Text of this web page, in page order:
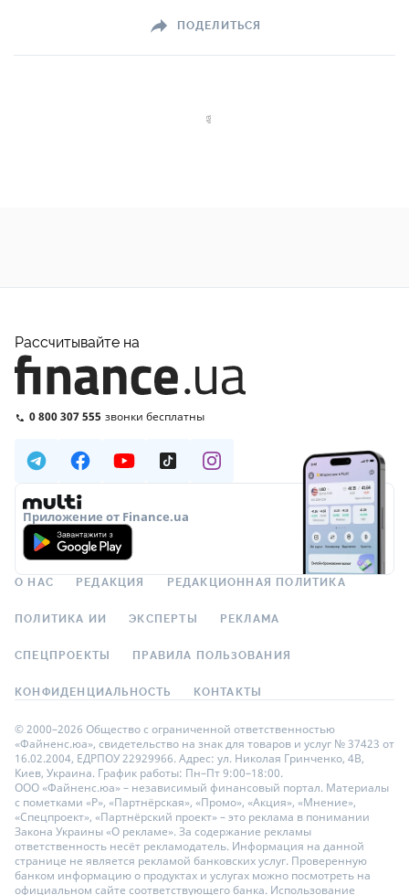
ПОДЕЛИТЬСЯ
Рассчитывайте на
0 800 307 555 звонки бесплатны
Приложение от Finance.ua
О НАС РЕДАКЦИЯ РЕДАКЦИОННАЯ ПОЛИТИКА
ПОЛИТИКА ИИ ЭКСПЕРТЫ РЕКЛАМА
СПЕЦПРОЕКТЫ ПРАВИЛА ПОЛЬЗОВАНИЯ
КОНФИДЕНЦИАЛЬНОСТЬ КОНТАКТЫ
© 2000–2026 Общество с ограниченной ответственностью
«Файненс.юа», свидетельство на знак для товаров и услуг № 37423 от
16.02.2004, ЕДРПОУ 22929966. Адрес: ул. Николая Гринченко, 4В,
Киев, Украина. График работы: Пн–Пт 9:00–18:00.
ООО «Файненс.юа» – независимый финансовый портал. Материалы
с пометками «Р», «Партнёрская», «Промо», «Акция», «Мнение»,
«Спецпроект», «Партнёрский проект» – это реклама в понимании
Закона Украины «О рекламе». За содержание рекламы
ответственность несёт рекламодатель. Информация на данной
странице не является рекламой банковских услуг. Проверенную
банком информацию о продуктах и услугах можно посмотреть на
официальном сайте соответствующего банка. Использование